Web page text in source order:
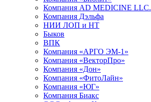
Компания AD MEDICINE LLC.
Компания Дэльфа
НИИ ЛОП и НТ
Быков
ВПК
Компания «АРГО ЭМ-1»
Компания «ВекторПро»
Компания «Дон»
Компания «ФитоЛайн»
Компания «ЮГ»
Компания Биакс